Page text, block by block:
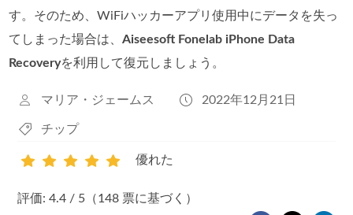
す。そのため、WiFiハッカーアプリ使用中にデータを失っ
てしまった場合は、Aiseesoft Fonelab iPhone Data
Recoveryを利用して復元しましょう。
マリア・ジェームス 2022年12月21日
チップ
1 2
優れた
評価: 4.4 / 5（148 票に基づく）